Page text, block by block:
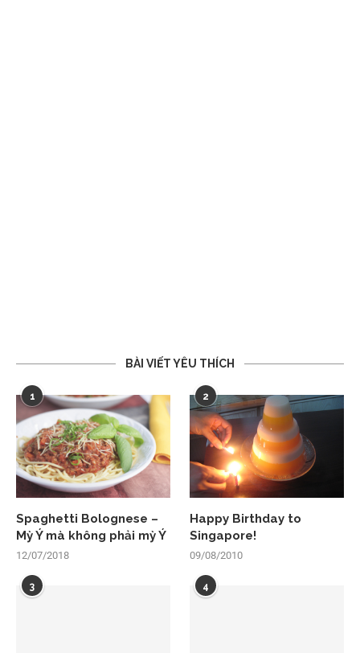
BÀI VIẾT YÊU THÍCH
1
Spaghetti Bolognese –
Mỳ Ý mà không phải mỳ Ý
12/07/2018
2
Happy Birthday to
Singapore!
09/08/2010
3 4